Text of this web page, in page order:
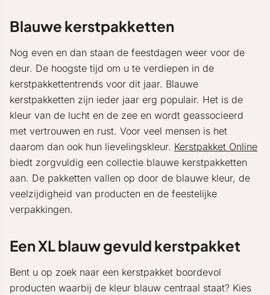
Blauwe kerstpakketten
Nog even en dan staan de feestdagen weer voor de
deur. De hoogste tijd om u te verdiepen in de
kerstpakkettentrends voor dit jaar. Blauwe
kerstpakketten zijn ieder jaar erg populair. Het is de
kleur van de lucht en de zee en wordt geassocieerd
met vertrouwen en rust. Voor veel mensen is het
daarom dan ook hun lievelingskleur. Kerstpakket Online
biedt zorgvuldig een collectie blauwe kerstpakketten
aan. De pakketten vallen op door de blauwe kleur, de
veelzijdigheid van producten en de feestelijke
verpakkingen.
Een XL blauw gevuld kerstpakket
Bent u op zoek naar een kerstpakket boordevol
producten waarbij de kleur blauw centraal staat? Kies